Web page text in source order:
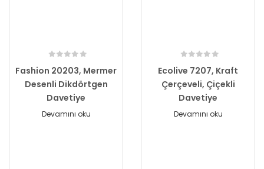
Fashion 20203, Mermer
Desenli Dikdörtgen
Davetiye
Devamını oku
Ecolive 7207, Kraft
Çerçeveli, Çiçekli
Davetiye
Devamını oku